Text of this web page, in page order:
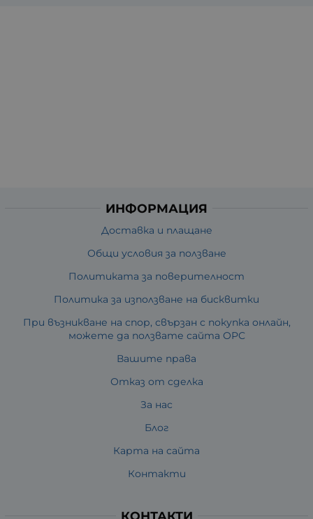
ИНФОРМАЦИЯ
Доставка и плащане
Общи условия за ползване
Политиката за поверителност
Политика за използване на бисквитки
При възникване на спор, свързан с покупка онлайн,
можете да ползвате сайта ОРС
Вашите права
Отказ от сделка
За нас
Блог
Карта на сайта
Контакти
КОНТАКТИ